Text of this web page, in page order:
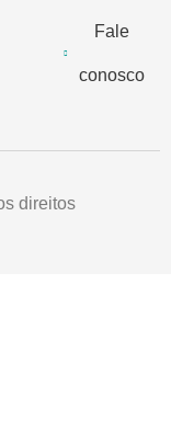
Fale
conosco
direitos